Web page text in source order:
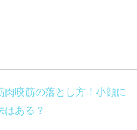
肉咬筋の落とし方！小顔に
はある？